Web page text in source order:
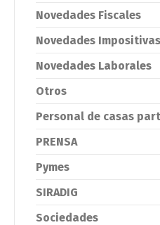
Novedades Fiscales
Novedades Impositivas
Novedades Laborales
Otros
Personal de casas
PRENSA
Pymes
SIRADIG
Sociedades